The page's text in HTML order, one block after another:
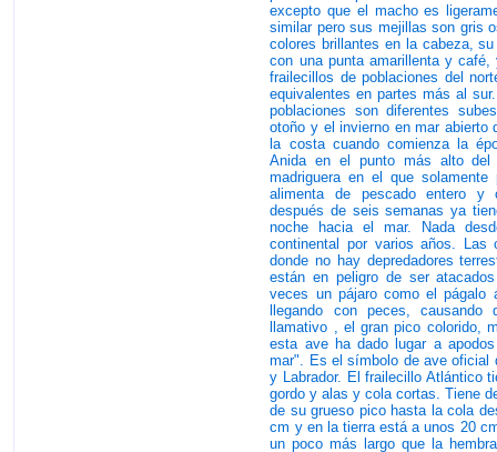
excepto que el macho es
similar pero sus mejillas son gris
colores brillantes en la cabeza,
con una punta amarillenta y
frailecillos de poblaciones del
equivalentes en partes más al
poblaciones son diferentes
otoño y el invierno en mar
la costa cuando comienza la
Anida en el punto más alto del
madriguera en el que
alimenta de pescado entero y
después de seis semanas ya
noche hacia el mar. Nada
continental por varios años. Las
donde no hay depredadores
están en peligro de ser
veces un pájaro como el págalo
llegando con peces,
llamativo , el gran pico colorido,
esta ave ha dado lugar a
mar". Es el símbolo de ave oficial
y Labrador. El frailecillo Atlántico
gordo y alas y cola cortas. Tiene
de su grueso pico hasta la cola
cm y en la tierra está a unos 20
un poco más largo que la